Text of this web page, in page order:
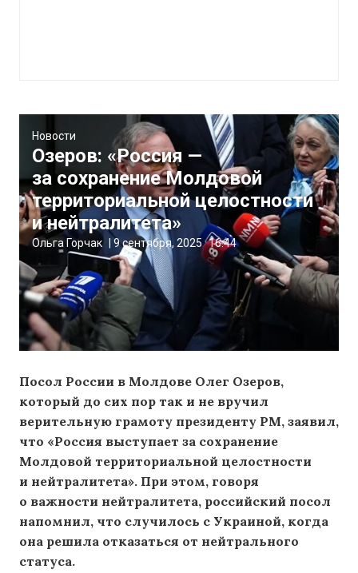
Новости
Озеров: «Россия —
за сохранение Молдовой
территориальной целостности
и нейтралитета»
Ольга Горчак 9 сентября, 2025 16:44
Посол России в Молдове Олег Озеров,
который до сих пор так и не вручил
верительную грамоту президенту РМ, заявил,
что «Россия выступает за сохранение
Молдовой территориальной целостности
и нейтралитета». При этом, говоря
о важности нейтралитета, российский посол
напомнил, что случилось с Украиной, когда
она решила отказаться от нейтрального
статуса.